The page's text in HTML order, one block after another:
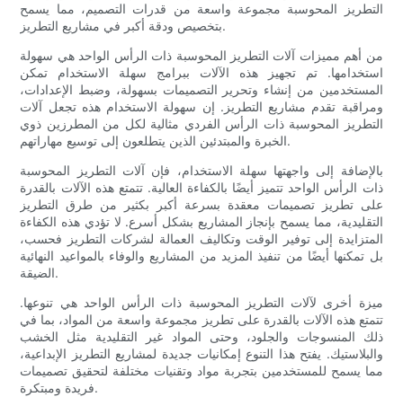
التطريز المحوسبة مجموعة واسعة من قدرات التصميم، مما يسمح
بتخصيص ودقة أكبر في مشاريع التطريز.
من أهم مميزات آلات التطريز المحوسبة ذات الرأس الواحد هي سهولة
استخدامها. تم تجهيز هذه الآلات ببرامج سهلة الاستخدام تمكن
المستخدمين من إنشاء وتحرير التصميمات بسهولة، وضبط الإعدادات،
ومراقبة تقدم مشاريع التطريز. إن سهولة الاستخدام هذه تجعل آلات
التطريز المحوسبة ذات الرأس الفردي مثالية لكل من المطرزين ذوي
الخبرة والمبتدئين الذين يتطلعون إلى توسيع مهاراتهم.
بالإضافة إلى واجهتها سهلة الاستخدام، فإن آلات التطريز المحوسبة
ذات الرأس الواحد تتميز أيضًا بالكفاءة العالية. تتمتع هذه الآلات بالقدرة
على تطريز تصميمات معقدة بسرعة أكبر بكثير من طرق التطريز
التقليدية، مما يسمح بإنجاز المشاريع بشكل أسرع. لا تؤدي هذه الكفاءة
المتزايدة إلى توفير الوقت وتكاليف العمالة لشركات التطريز فحسب،
بل تمكنها أيضًا من تنفيذ المزيد من المشاريع والوفاء بالمواعيد النهائية
الضيقة.
ميزة أخرى لآلات التطريز المحوسبة ذات الرأس الواحد هي تنوعها.
تتمتع هذه الآلات بالقدرة على تطريز مجموعة واسعة من المواد، بما في
ذلك المنسوجات والجلود، وحتى المواد غير التقليدية مثل الخشب
والبلاستيك. يفتح هذا التنوع إمكانيات جديدة لمشاريع التطريز الإبداعية،
مما يسمح للمستخدمين بتجربة مواد وتقنيات مختلفة لتحقيق تصميمات
فريدة ومبتكرة.